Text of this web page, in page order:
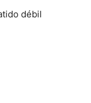
débil